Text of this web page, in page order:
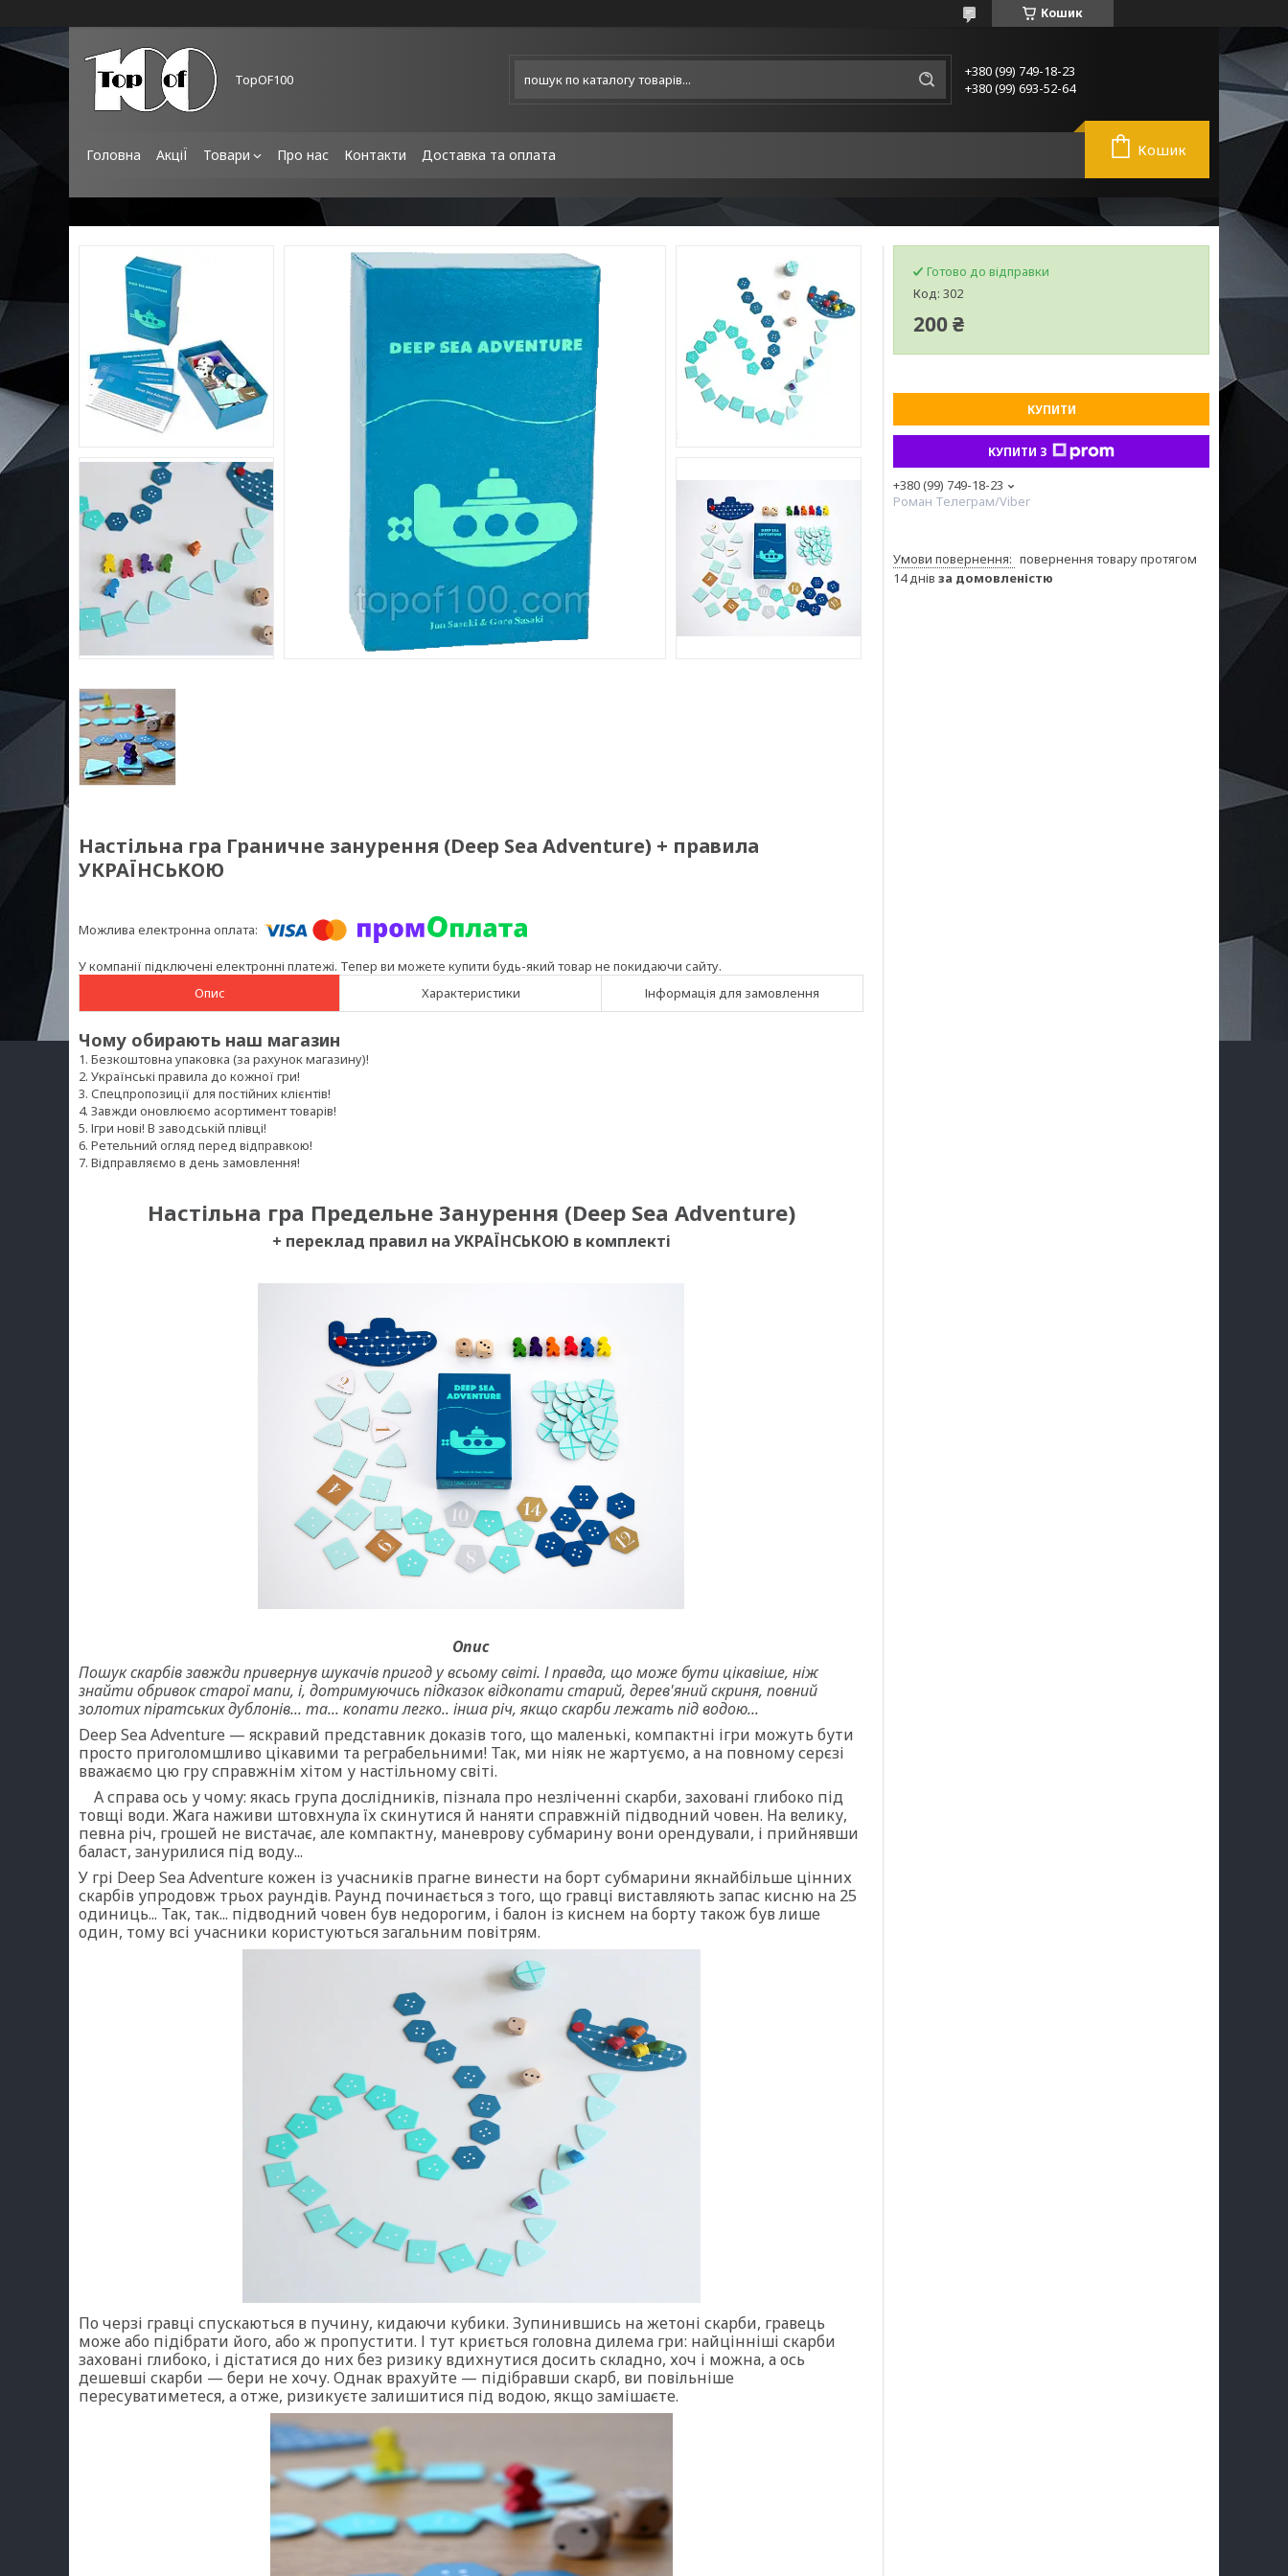
Кошик
TopOF100
+380 (99) 749-18-23
+380 (99) 693-52-64
Головна АкціЇ Товари Про нас Контакти Доставка та оплата Кошик
Настільна гра Граничне занурення (Deep Sea Adventure) + правила
УКРАЇНСЬКОЮ
У компанії підключені електронні платежі. Тепер ви можете купити будь-який товар не покидаючи сайту.
Опис
Характеристики Інформація для замовлення
Чому обирають наш магазин
1. Безкоштовна упаковка (за рахунок магазину)!
2. Українські правила до кожної гри!
3. Спецпропозиції для постійних клієнтів!
4. Завжди оновлюємо асортимент товарів!
5. Ігри нові! В заводській плівці!
6. Ретельний огляд перед відправкою!
7. Відправляємо в день замовлення!
Настільна гра Предельне Занурення (Deep Sea Adventure)
+ переклад правил на УКРАЇНСЬКОЮ в комплекті
Опис
Пошук скарбів завжди привернув шукачів пригод у всьому світі. І правда, що може бути цікавіше, ніж
знайти обривок старої мапи, і, дотримуючись підказок відкопати старий, дерев'яний скриня, повний
золотих піратських дублонів... та... копати легко.. інша річ, якщо скарби лежать під водою...
Deep Sea Adventure — яскравий представник доказів того, що маленькі, компактні ігри можуть бути
просто приголомшливо цікавими та реграбельними! Так, ми ніяк не жартуємо, а на повному серєзі
вважаємо цю гру справжнім хітом у настільному світі.
А справа ось у чому: якась група дослідників, пізнала про незліченні скарби, заховані глибоко під
товщі води. Жага наживи штовхнула їх скинутися й наняти справжній підводний човен. На велику,
певна річ, грошей не вистачає, але компактну, маневрову субмарину вони орендували, і прийнявши
баласт, занурилися під воду...
У грі Deep Sea Adventure кожен із учасників прагне винести на борт субмарини якнайбільше цінних
скарбів упродовж трьох раундів. Раунд починається з того, що гравці виставляють запас кисню на 25
одиниць... Так, так... підводний човен був недорогим, і балон із киснем на борту також був лише
один, тому всі учасники користуються загальним повітрям.
По черзі гравці спускаються в пучину, кидаючи кубики. Зупинившись на жетоні скарби, гравець
може або підібрати його, або ж пропустити. І тут криється головна дилема гри: найцінніші скарби
заховані глибоко, і дістатися до них без ризику вдихнутися досить складно, хоч і можна, а ось
дешевші скарби — бери не хочу. Однак врахуйте — підібравши скарб, ви повільніше
пересуватиметеся, а отже, ризикуєте залишитися під водою, якщо замішаєте.
Готово до відправки
Код: 302
200 ₴
КУПИТИ
КУПИТИ З
+380 (99) 749-18-23
Роман Телеграм/Viber
повернення товару протягом
14 днів за домовленістю